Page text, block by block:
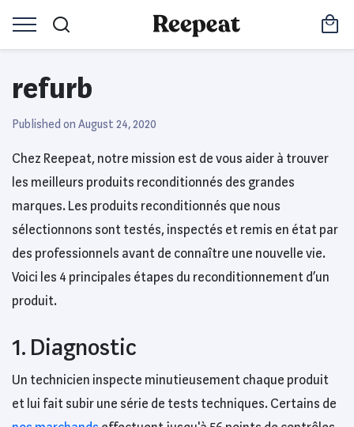
refurb
Published on August 24, 2020
Chez Reepeat, notre mission est de vous aider à trouver
les meilleurs produits reconditionnés des grandes
marques. Les produits reconditionnés que nous
sélectionnons sont testés, inspectés et remis en état par
des professionnels avant de connaître une nouvelle vie.
Voici les 4 principales étapes du reconditionnement d’un
produit.
1. Diagnostic
Un technicien inspecte minutieusement chaque produit
et lui fait subir une série de tests techniques. Certains de